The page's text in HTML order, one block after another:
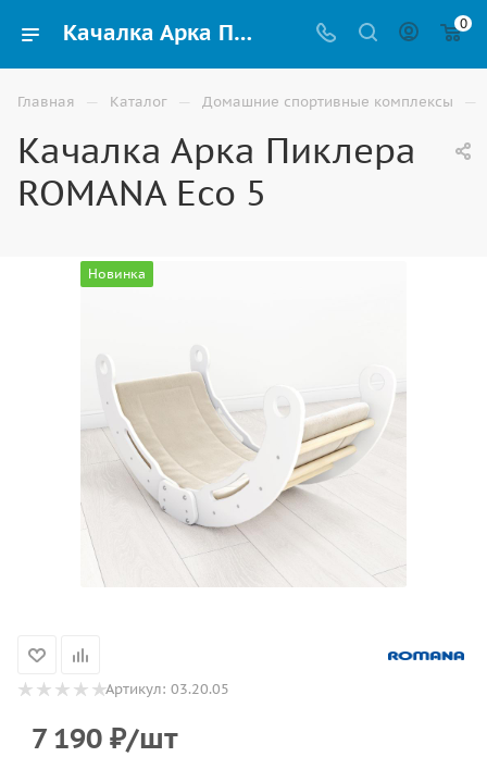
Качалка Арка Пиклера ROMANA Eco 5 для детей купить в Астрахани 0
Главная — Каталог — Домашние спортивные комплексы —
Качалка Арка Пиклера
ROMANA Eco 5
Новинка
Артикул: 03.20.05
7 190 ₽/шт